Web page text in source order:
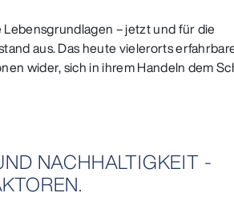
– jetzt und für die
aus. Das heute vielerorts
wider, sich in ihrem Handeln dem
NACHHALTIGKEIT -